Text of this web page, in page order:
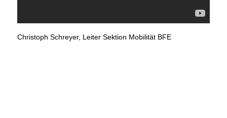
Christoph Schreyer, Leiter Sektion Mobilität BFE